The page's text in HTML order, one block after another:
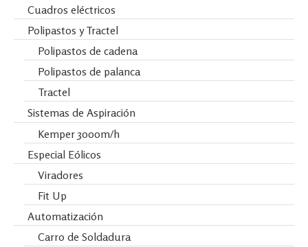
Cuadros eléctricos
Polipastos y Tractel
Polipastos de cadena
Polipastos de palanca
Tractel
Sistemas de Aspiración
Kemper 3000m/h
Especial Eólicos
Viradores
Fit Up
Automatización
Carro de Soldadura